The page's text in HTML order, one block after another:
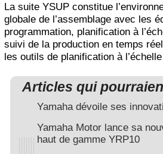
La suite YSUP constitue
globale de l’assemblage avec les
programmation, planification à
suivi de la production en temps
les outils de planification à
Articles qui
Yamaha dévoile ses
Yamaha Motor lance sa
haut de gamme YRP10